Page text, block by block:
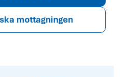
mottagningen